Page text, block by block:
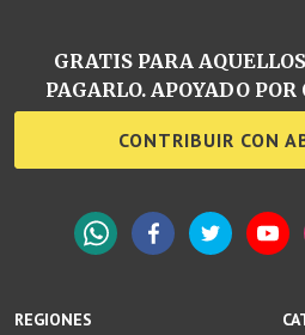
REGIONES
GRATIS PARA
PAGARLO. APOYADO
CONTRIBUIR CON